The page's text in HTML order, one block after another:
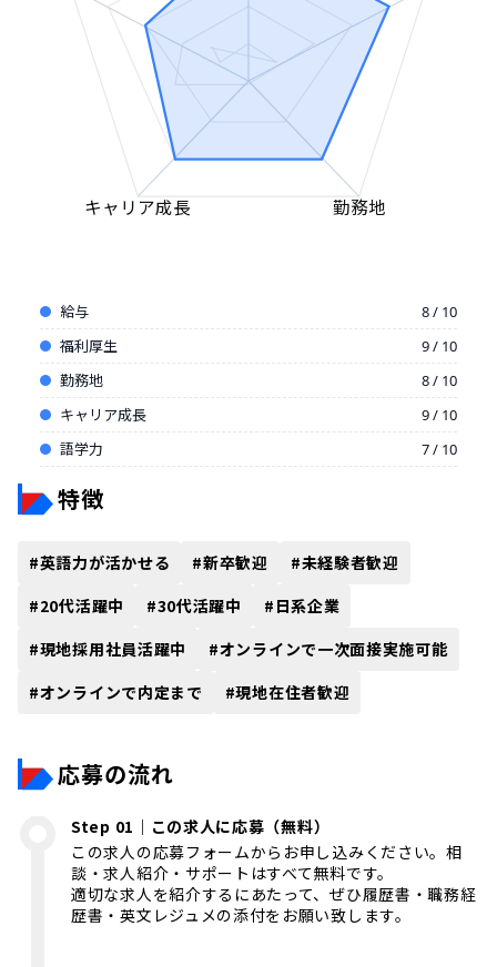
勤務地
キャリア成長
給与
8 / 10
福利厚生
9 / 10
勤務地
8 / 10
キャリア成長
9 / 10
語学力
7 / 10
特徴
#英語力が活かせる #新卒歓迎 #未経験者歓迎
#20代活躍中 #30代活躍中 # 日系企業
#現地採用社員活躍中 #オンラインで一次面接実施可能
#オンラインで内定まで #現地在住者歓迎
応募の流れ
Step 01｜この求人に応募（無料）
この求人の応募フォームからお申し込みください。相
談・求人紹介・サポートはすべて無料です。
適切な求人を紹介するにあたって、ぜひ履歴書・職務経
歴書・英文レジュメの添付をお願い致します。